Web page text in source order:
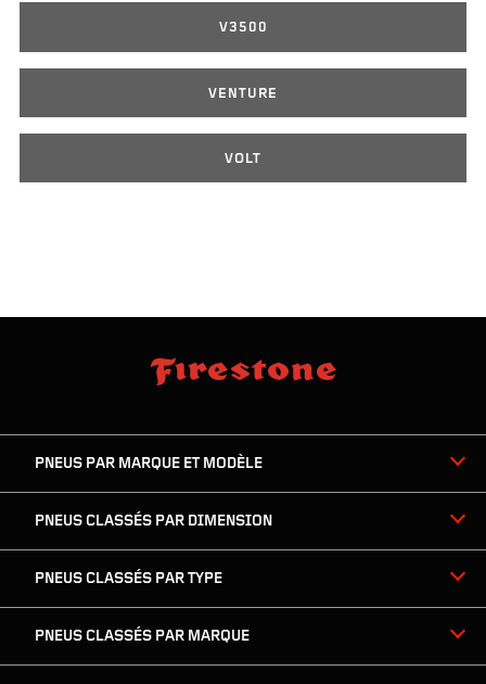
V3500
VENTURE
VOLT
du
PNEUS PAR MARQUE ET MODÈLE
PNEUS CLASSÉS PAR DIMENSION
PNEUS CLASSÉS PAR TYPE
PNEUS CLASSÉS PAR MARQUE